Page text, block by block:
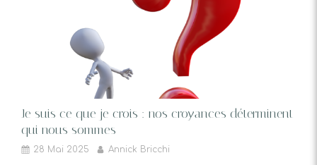
Je suis ce que je crois : nos croyances déterminent
qui nous sommes
28 Mai 2025 Annick Bricchi